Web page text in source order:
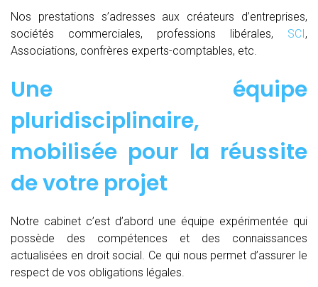
Nos prestations s’adresses aux créateurs d’entreprises,
sociétés commerciales, professions libérales, SCI,
Associations, confrères experts-comptables, etc.
Une équipe
pluridisciplinaire,
mobilisée pour la réussite
de votre projet
Notre cabinet c’est d’abord une équipe expérimentée qui
possède des compétences et des connaissances
actualisées en droit social. Ce qui nous permet d’assurer le
respect de vos obligations légales.